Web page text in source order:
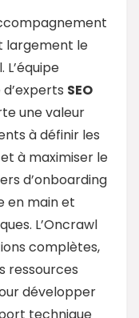
largement le
SEO
une valeur
à définir les
à maximiser le
d’onboarding
en main et
L’Oncrawl
complètes,
ressources
développer